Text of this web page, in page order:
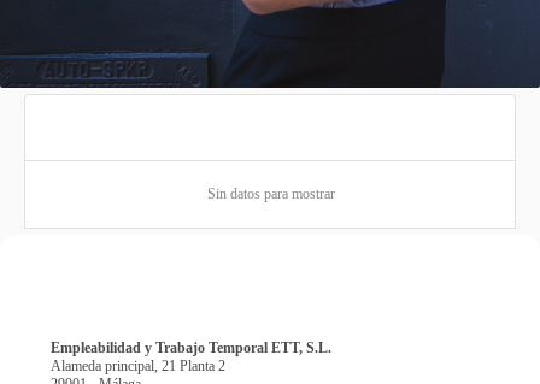
Sin datos para mostrar
Empleabilidad y Trabajo Temporal ETT, S.L.
Alameda principal, 21 Planta 2